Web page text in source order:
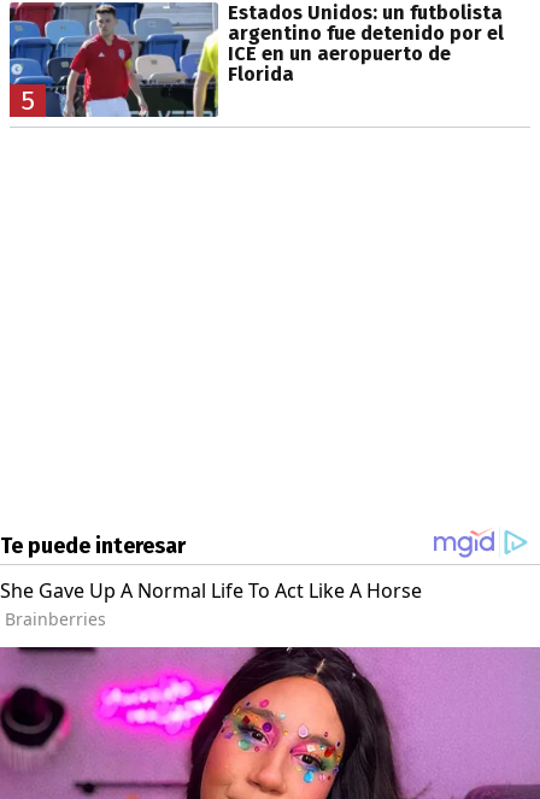
5
Estados Unidos: un futbolista
argentino fue detenido por el
ICE en un aeropuerto de
Florida